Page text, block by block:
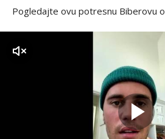
Pogledajte ovu potresnu Biberovu